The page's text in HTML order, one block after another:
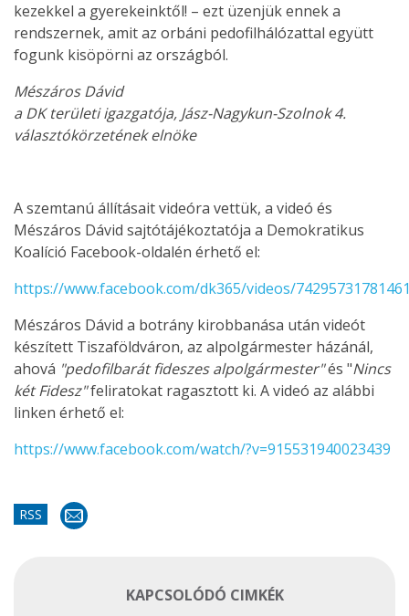
kezekkel a gyerekeinktől! – ezt üzenjük ennek a
rendszernek, amit az orbáni pedofilhálózattal együtt
fogunk kisöpörni az országból.
Mészáros Dávid
a DK területi igazgatója, Jász-Nagykun-Szolnok 4.
választókörzetének elnöke
A szemtanú állításait videóra vettük, a videó és
Mészáros Dávid sajtótájékoztatója a Demokratikus
Koalíció Facebook-oldalén érhető el:
https://www.facebook.com/dk365/videos/
Mészáros Dávid a botrány kirobbanása után videót
készített Tiszaföldváron, az alpolgármester házánál,
ahová "pedofilbarát fideszes alpolgármester"és "Nincs
két Fidesz"feliratokat ragasztott ki. A videó az alábbi
linken érhető el:
https://www.facebook.com/watch/?v=915531940023439
RSS
KAPCSOLÓDÓ CIMKÉK